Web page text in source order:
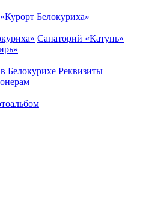
Белокуриха»
Санаторий «Катунь»
Белокурихе Реквизиты